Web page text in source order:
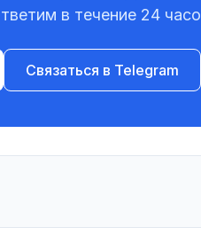
в течение 24
Связаться в Telegram